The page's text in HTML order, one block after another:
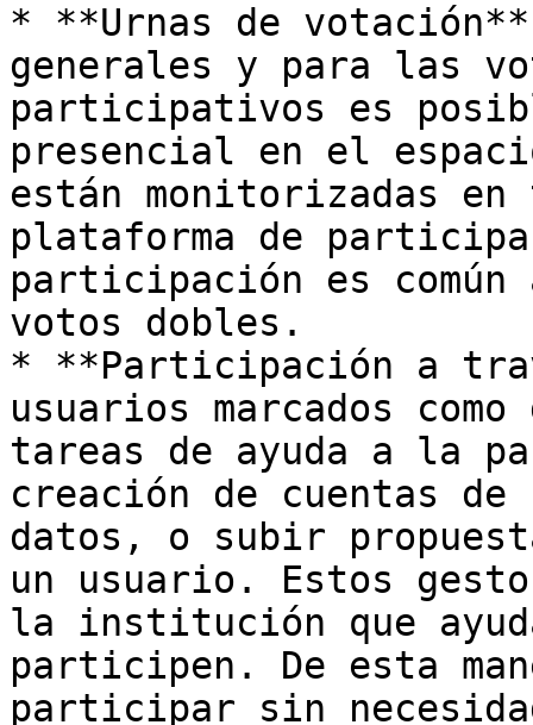
* **Urnas de
generales y para las
participativos es
presencial en el
están monitorizadas
plataforma de
participación es
votos dobles.
* **Participación a
usuarios marcados
tareas de ayuda a la
creación de cuentas
datos, o subir
un usuario. Estos
la institución que
participen. De esta
participar sin